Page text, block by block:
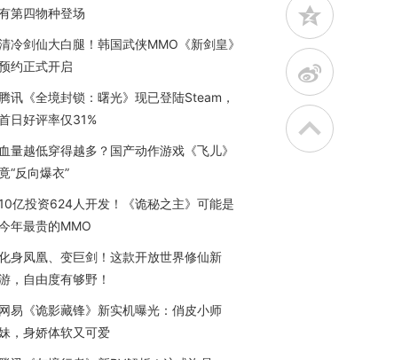
第四物种登场
冷剑仙大白腿！韩国武侠MMO《新剑皇》
约正式开启
腾讯《全境封锁：曙光》现已登陆Steam，
日好评率仅31%
血量越低穿得越多？国产动作游戏《飞儿》
竟“反向爆衣”
10亿投资624人开发！《诡秘之主》可能是
年最贵的MMO
身凤凰、变巨剑！这款开放世界修仙新
，自由度有够野！
网易《诡影藏锋》新实机曝光：俏皮小师
，身娇体软又可爱
z
t